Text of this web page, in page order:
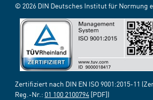
© 2026 DIN Deutsches Institut für Normung
Zertifiziert nach DIN EN ISO 9001:2015-11
Reg.-Nr.: 01 100 2100794 [PDF])